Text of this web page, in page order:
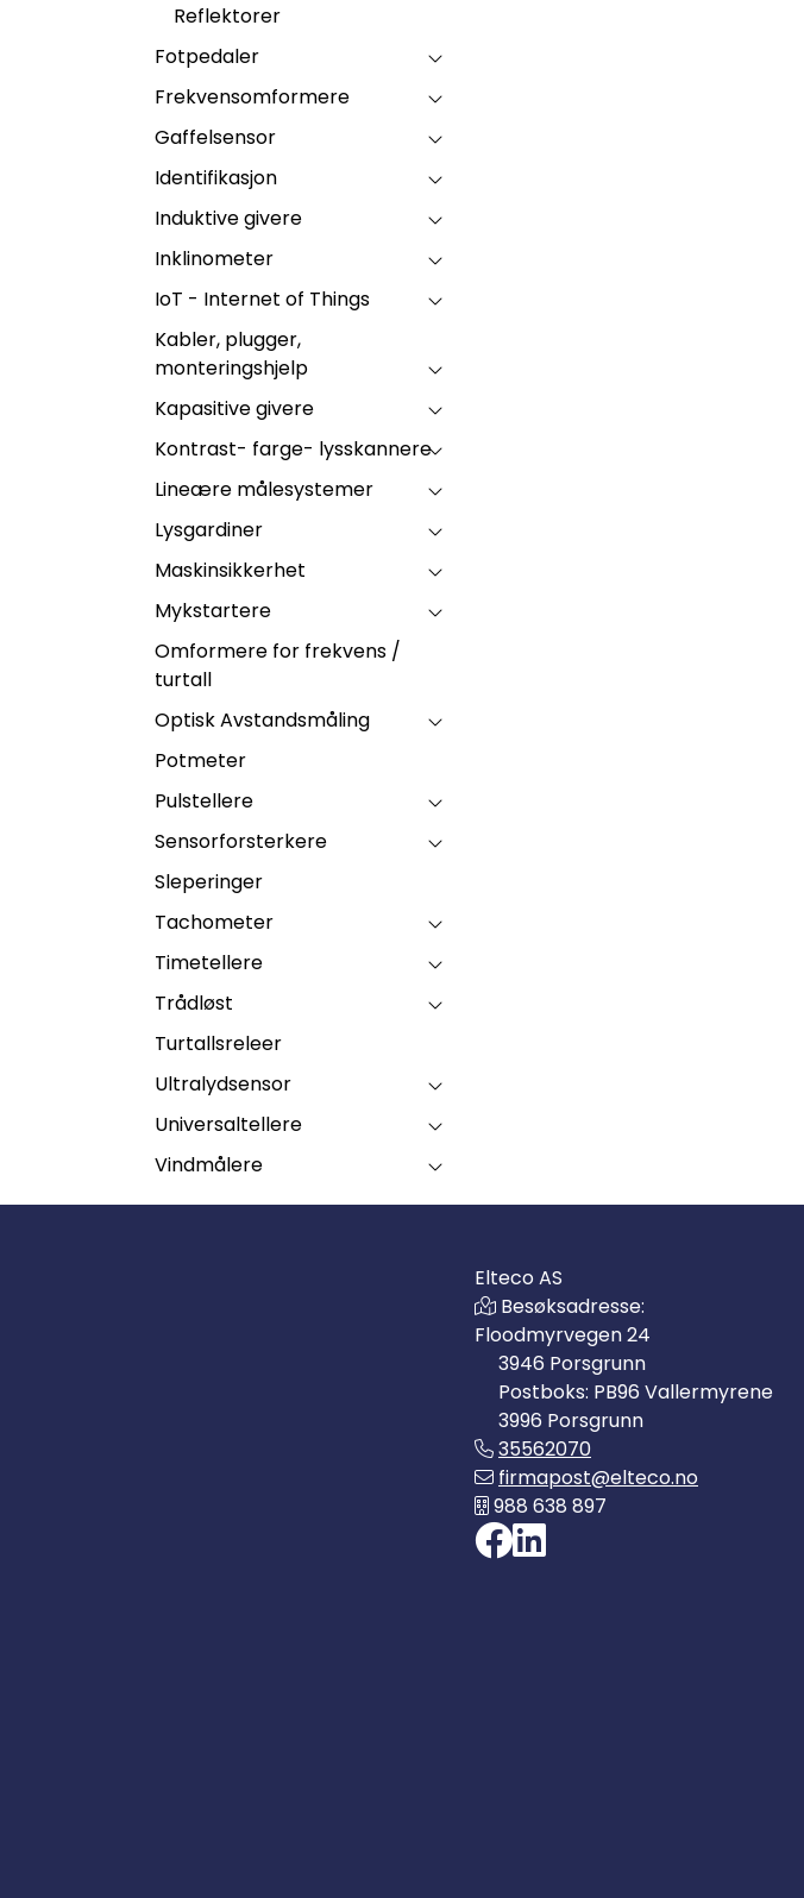
Reflektorer
Fotpedaler
Frekvensomformere
Gaffelsensor
Identifikasjon
Induktive givere
Inklinometer
IoT - Internet of Things
Kabler, plugger,
monteringshjelp
Kapasitive givere
Kontrast- farge- lysskannere
Lineære målesystemer
Lysgardiner
Maskinsikkerhet
Mykstartere
Omformere for frekvens /
turtall
Optisk Avstandsmåling
Potmeter
Pulstellere
Sensorforsterkere
Sleperinger
Tachometer
Timetellere
Trådløst
Turtallsreleer
Ultralydsensor
Universaltellere
Vindmålere
Elteco AS
Besøksadresse:
Floodmyrvegen 24
3946 Porsgrunn
Postboks: PB96 Vallermyrene
3996 Porsgrunn
35562070
firmapost@elteco.no
988 638 897